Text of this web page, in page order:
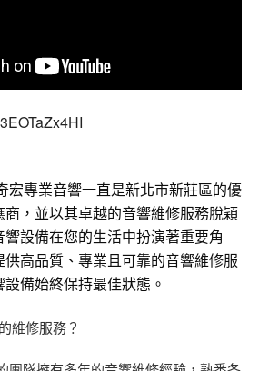
宏專業音響一直是新北市新莊區的優
，並以其卓越的音響維修服務脫穎
設備在您的生活中扮演著重要角
高品質、專業且可靠的音響維修服
備始終保持最佳狀態。
維修服務？